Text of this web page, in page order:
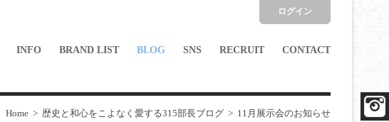
INFO BRAND LIST BLOG SNS RECRUIT CONTACT
ログイン
Home > 歴史と和心をこよなく愛する315部長ブログ > 11月展示会のお知らせ